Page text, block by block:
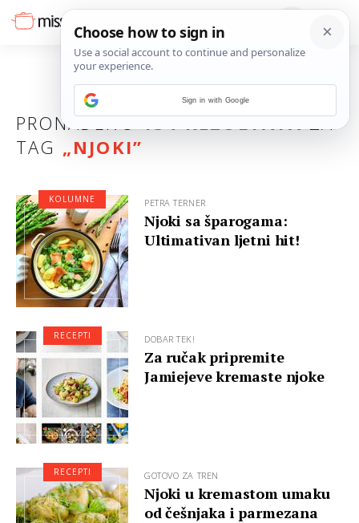
PRONAĐENO134 REZULTATAZA
TAG „NJOKI”
PETRA TERNER
Njoki sa šparogama:
Ultimativan ljetni hit!
KOLUMNE
DOBAR TEK!
Za ručak pripremite
Jamiejeve kremaste njoke
RECEPTI
GOTOVO ZA TREN
Njoki u kremastom umaku
od češnjaka i parmezana
RECEPTI
Sign in with Google